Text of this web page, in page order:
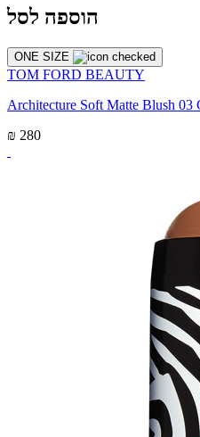
הוספה לסל
ONE SIZE
TOM FORD BEAUTY
Architecture Soft Matte Blush
₪ 280